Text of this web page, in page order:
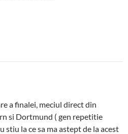
a finalei, meciul direct din
si Dortmund ( gen repetitie
stiu la ce sa ma astept de la acest